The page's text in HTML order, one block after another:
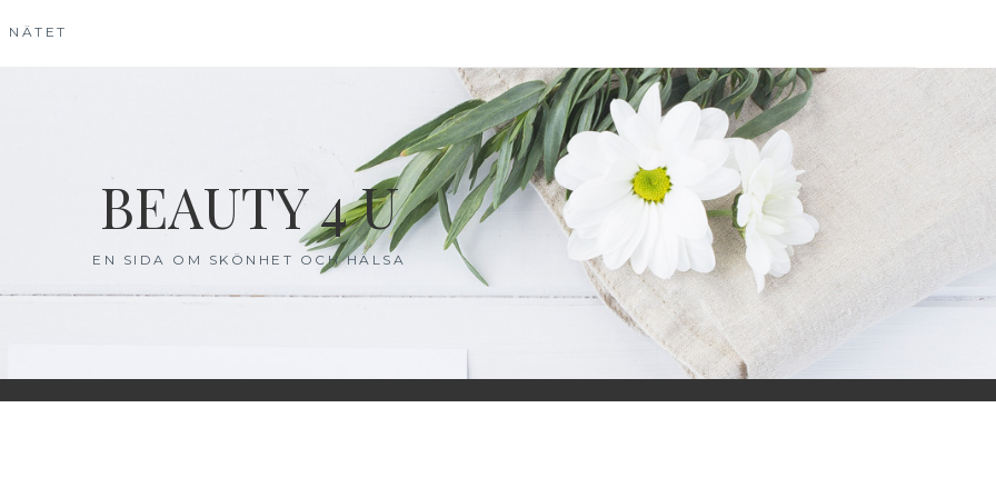
NÄTET
BEAUTY 4 U
EN SIDA OM SKÖNHET OCH HÄLSA